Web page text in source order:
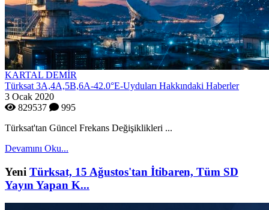
KARTAL DEMİR
Türksat 3A,4A,5B,6A-42.0°E-Uyduları Hakkındaki Haberler
3 Ocak 2020
829537
995
Türksat'tan Güncel Frekans Değişiklikleri ...
Devamını Oku...
Yeni Türksat, 15 Ağustos'tan İtibaren, Tüm SD
Yayın Yapan K...